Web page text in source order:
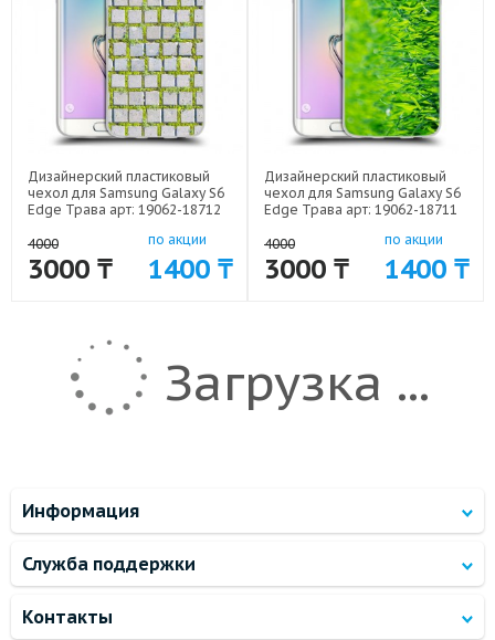
Дизайнерский пластиковый
чехол для Samsung Galaxy S6
Edge Трава арт: 19062-18712
4000
3000 ₸
по акции
1400 ₸
Дизайнерский пластиковый
чехол для Samsung Galaxy S6
Edge Трава арт: 19062-18711
4000
3000 ₸
по акции
1400 ₸
Загрузка ...
Информация
Служба поддержки
Контакты